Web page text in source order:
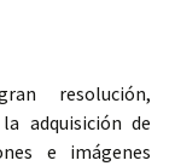
resolución,
adquisición de
e imágenes